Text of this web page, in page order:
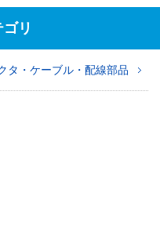
リ
タ・ケーブル・配線部品